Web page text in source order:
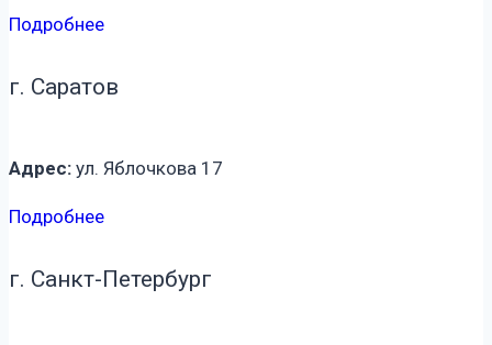
Подробнее
г. Саратов
Адрес: ул. Яблочкова 17
Подробнее
г. Санкт-Петербург